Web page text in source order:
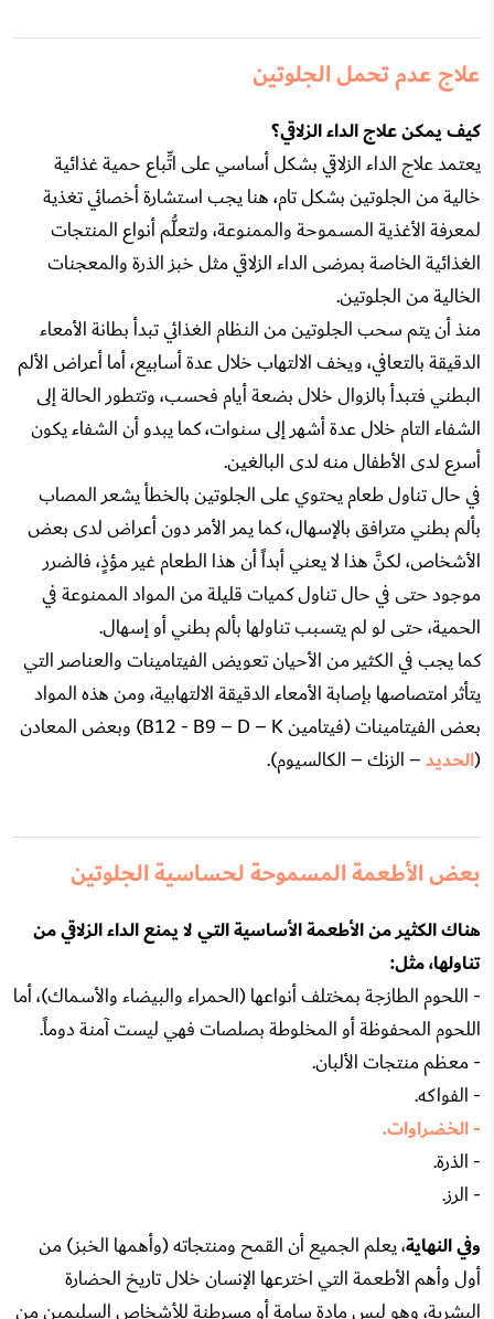
علاج عدم تحمل الجلوتين
كيف يمكن علاج الداء الزلاقي؟
يعتمد علاج الداء الزلاقي بشكل أساسي على اتِّباع حمية غذائية
خالية من الجلوتين بشكل تام، هنا يجب استشارة أخصائي تغذية
لمعرفة الأغذية المسموحة والممنوعة، ولتعلُّم أنواع المنتجات
الغذائية الخاصة بمرضى الداء الزلاقي مثل خبز الذرة والمعجنات
الخالية من الجلوتين.
منذ أن يتم سحب الجلوتين من النظام الغذائي تبدأ بطانة الأمعاء
الدقيقة بالتعافي، ويخف الالتهاب خلال عدة أسابيع، أما أعراض الألم
البطني فتبدأ بالزوال خلال بضعة أيام فحسب، وتتطور الحالة إلى
الشفاء التام خلال عدة أشهر إلى سنوات، كما يبدو أن الشفاء يكون
أسرع لدى الأطفال منه لدى البالغين.
في حال تناول طعام يحتوي على الجلوتين بالخطأ يشعر المصاب
بألم بطني مترافق بالإسهال، كما يمر الأمر دون أعراض لدى بعض
الأشخاص، لكنَّ هذا لا يعني أبداً أن هذا الطعام غير مؤذٍ، فالضرر
موجود حتى في حال تناول كميات قليلة من المواد الممنوعة في
الحمية، حتى لو لم يتسبب تناولها بألم بطني أو إسهال.
كما يجب في الكثير من الأحيان تعويض الفيتامينات والعناصر التي
يتأثر امتصاصها بإصابة الأمعاء الدقيقة الالتهابية، ومن هذه المواد
بعض الفيتامينات (فيتامين B12 - B9 – D – K) وبعض المعادن
(الحديد– الزنك – الكالسيوم).
بعض الأطعمة المسموحة لحساسية الجلوتين
هناك الكثير من الأطعمة الأساسية التي لا يمنع الداء الزلاقي من
تناولها، مثل:
- اللحوم الطازجة بمختلف أنواعها (الحمراء والبيضاء والأسماك)، أما
اللحوم المحفوظة أو المخلوطة بصلصات فهي ليست آمنة دوماً.
- معظم منتجات الألبان.
- الفواكه.
- الخضراوات.
- الذرة.
- الرز.
وفي النهاية، يعلم الجميع أن القمح ومنتجاته (وأهمها الخبز) من
أول وأهم الأطعمة التي اخترعها الإنسان خلال تاريخ الحضارة
البشرية، وهو ليس مادة سامة أو مسرطنة للأشخاص السليمين من